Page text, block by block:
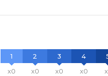
1
x0
2
x0
3
x0
4
x0